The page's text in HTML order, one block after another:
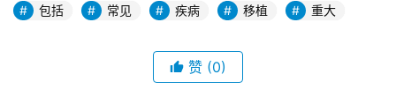
包括 常见 疾病 移植 重大
赞 (0)